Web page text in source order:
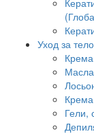
Уход за
Гели,